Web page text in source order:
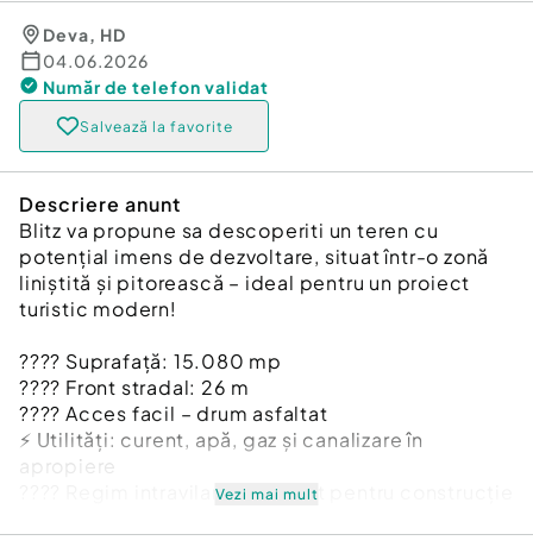
Deva, HD
04.06.2026
Număr de telefon validat
Salvează la favorite
Descriere anunt
Blitz va propune sa descoperiti un teren cu
potențial imens de dezvoltare, situat într-o zonă
liniștită și pitorească – ideal pentru un proiect
turistic modern!
???? Suprafață: 15.080 mp
????️ Front stradal: 26 m
???? Acces facil – drum asfaltat
⚡ Utilități: curent, apă, gaz și canalizare în
apropiere
???? Regim intravilan – pregătit pentru construcție
Vezi mai mult